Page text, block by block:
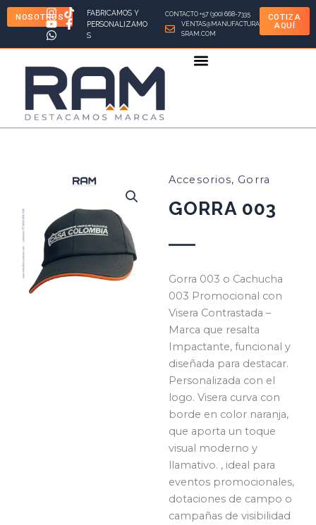
contenido
NOSOTROS
FABRICAMOS Y
PERSONALIZAMO
S
CONTACTO +57 (300) 668-7335
VENTAS@MANUFACTURA
SRAM.COM
COTIZA
AQUÍ
Accesorios, Gorra
GORRA 003
Gorra 003 o Cachucha
003 Promocional con
Visera Contrastada –
Marca que resalta
Impactante, funcional y
diseñada para destacar.
Personalizada con el
logo. Visera curva con
borde en color naranja,
que aporta un toque
visual moderno y
llamativo. , ideal para
eventos promocionales,
dotaciones de campo o
campañas de visibilidad